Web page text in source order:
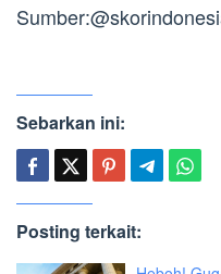
Sebarkan ini:
Posting terkait: